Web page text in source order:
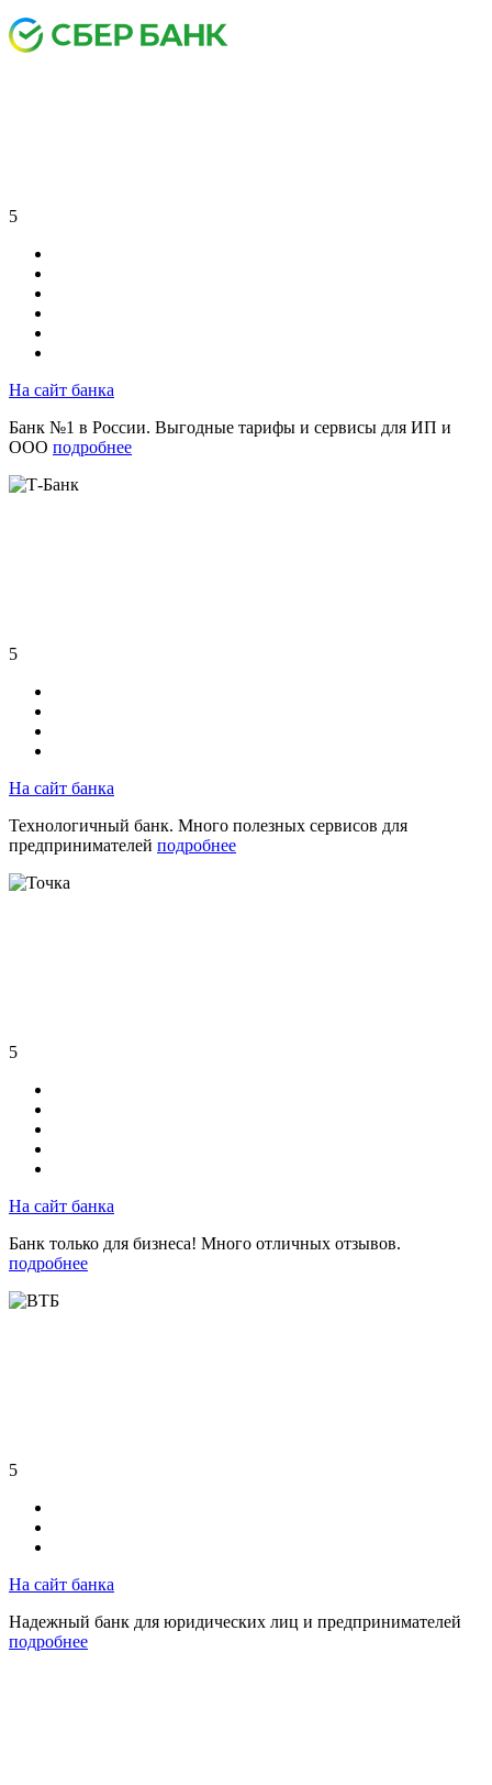
5
На сайт банка
Банк №1 в России. Выгодные тарифы и сервисы для ИП и
ООО подробнее
5
На сайт банка
Технологичный банк. Много полезных сервисов для
предпринимателей подробнее
5
На сайт банка
Банк только для бизнеса! Много отличных отзывов.
подробнее
5
На сайт банка
Надежный банк для юридических лиц и предпринимателей
подробнее